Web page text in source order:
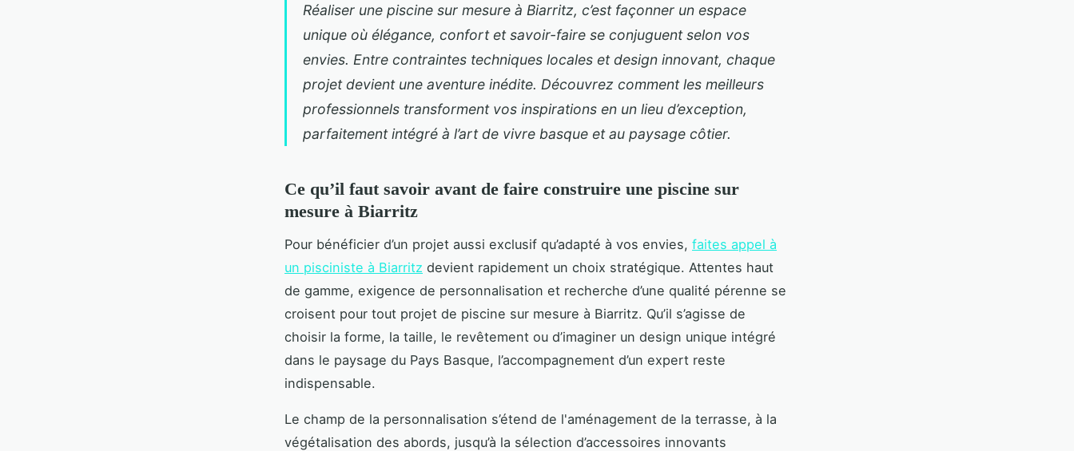
Réaliser une piscine sur mesure à Biarritz, c’est façonner un espace
unique où élégance, confort et savoir-faire se conjuguent selon vos
envies. Entre contraintes techniques locales et design innovant, chaque
projet devient une aventure inédite. Découvrez comment les meilleurs
professionnels transforment vos inspirations en un lieu d’exception,
parfaitement intégré à l’art de vivre basque et au paysage côtier.
Ce qu’il faut savoir avant de faire construire une piscine sur
mesure à Biarritz
Pour bénéficier d’un projet aussi exclusif qu’adapté à vos envies, faites appel à
un pisciniste à Biarritz devient rapidement un choix stratégique. Attentes haut
de gamme, exigence de personnalisation et recherche d’une qualité pérenne se
croisent pour tout projet de piscine sur mesure à Biarritz. Qu’il s’agisse de
choisir la forme, la taille, le revêtement ou d’imaginer un design unique intégré
dans le paysage du Pays Basque, l’accompagnement d’un expert reste
indispensable.
Le champ de la personnalisation s’étend de l'aménagement de la terrasse, à la
végétalisation des abords, jusqu’à la sélection d’accessoires innovants